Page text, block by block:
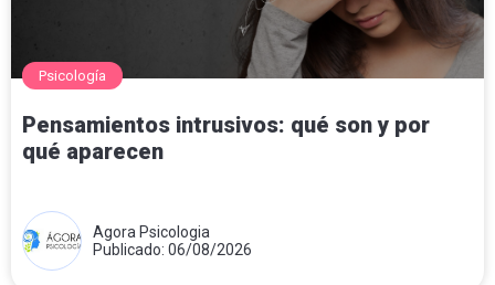
Psicología
Pensamientos intrusivos: qué son y por
qué aparecen
Agora Psicologia
Publicado: 06/08/2026